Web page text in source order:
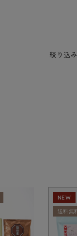
絞り込
NEW
送料無